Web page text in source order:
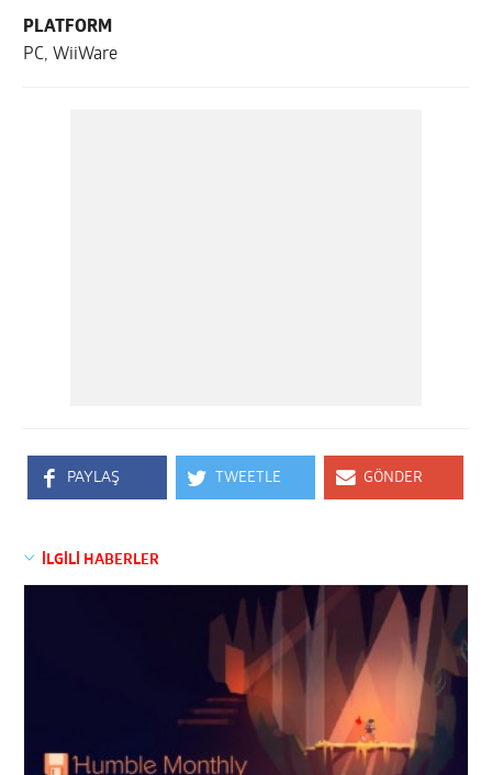
PLATFORM
PC, WiiWare
PAYLAŞ TWEETLE GÖNDER
İLGİLİ HABERLER